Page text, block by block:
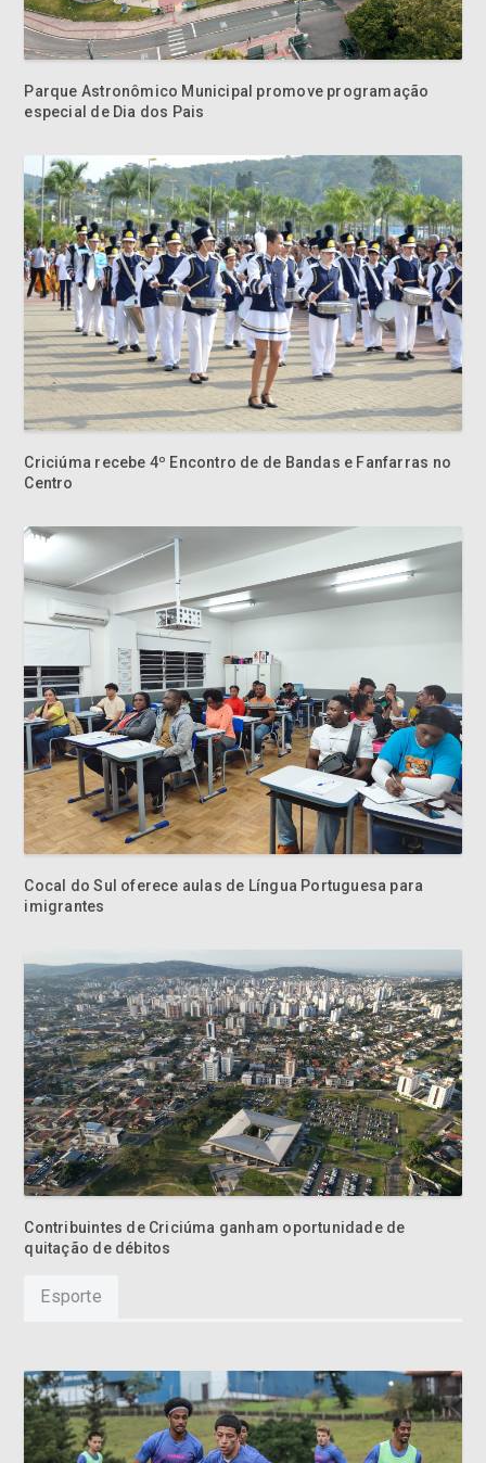
Parque Astronômico Municipal promove programação
especial de Dia dos Pais
Criciúma recebe 4º Encontro de de Bandas e Fanfarras no
Centro
Cocal do Sul oferece aulas de Língua Portuguesa para
imigrantes
Contribuintes de Criciúma ganham oportunidade de
quitação de débitos
Esporte